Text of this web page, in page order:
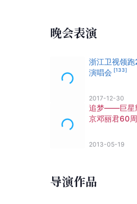
晚会表演
浙江卫视领
演唱会 [133]
2017-12-30
追梦——巨星
京邓丽君60
2013-05-19
导演作品